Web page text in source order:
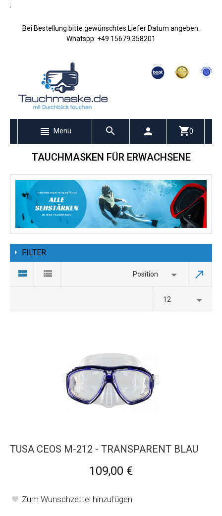
;
Bei Bestellung bitte gewünschtes Liefer Datum angeben.
Whatspp: +49 15679 358201
Menü 0
TAUCHMASKEN FÜR ERWACHSENE
FILTER
Position
12
TUSA CEOS M-212 - TRANSPARENT BLAU
109,00 €
Zum Wunschzettel hinzufügen